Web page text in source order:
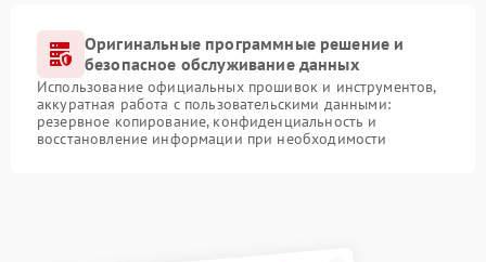
Оригинальные программные решение и
безопасное обслуживание данных
Использование официальных прошивок и инструментов,
аккуратная работа с пользовательскими данными:
резервное копирование, конфиденциальность и
восстановление информации при необходимости